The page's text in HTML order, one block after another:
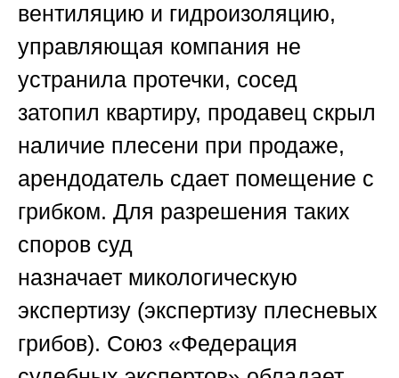
вентиляцию и гидроизоляцию,
управляющая компания не
устранила протечки, сосед
затопил квартиру, продавец скрыл
наличие плесени при продаже,
арендодатель сдает помещение с
грибком. Для разрешения таких
споров суд
назначает микологическую
экспертизу (экспертизу плесневых
грибов). Союз «Федерация